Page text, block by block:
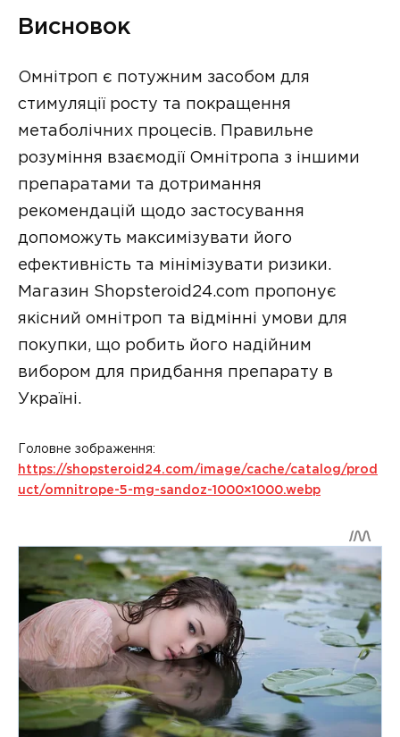
Висновок
Омнітроп є потужним засобом для
стимуляції росту та покращення
метаболічних процесів. Правильне
розуміння взаємодії Омнітропа з іншими
препаратами та дотримання
рекомендацій щодо застосування
допоможуть максимізувати його
ефективність та мінімізувати ризики.
Магазин Shopsteroid24.com пропонує
якісний омнітроп та відмінні умови для
покупки, що робить його надійним
вибором для придбання препарату в
Україні.
Головне зображення:
https://shopsteroid24.com/image/cache/catalog/prod
uct/omnitrope-5-mg-sandoz-1000×1000.webp